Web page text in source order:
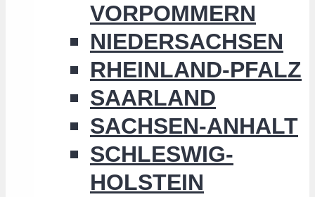
VORPOMMERN
NIEDERSACHSEN
RHEINLAND-PFALZ
SAARLAND
SACHSEN-ANHALT
SCHLESWIG-
HOLSTEIN